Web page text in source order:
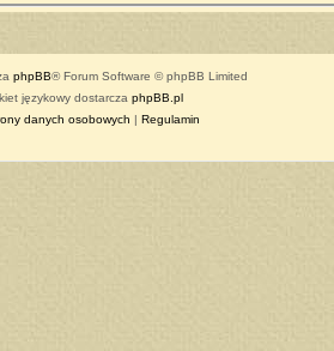
phpBB® Forum Software © phpBB Limited
językowy dostarcza phpBB.pl
danych osobowych | Regulamin